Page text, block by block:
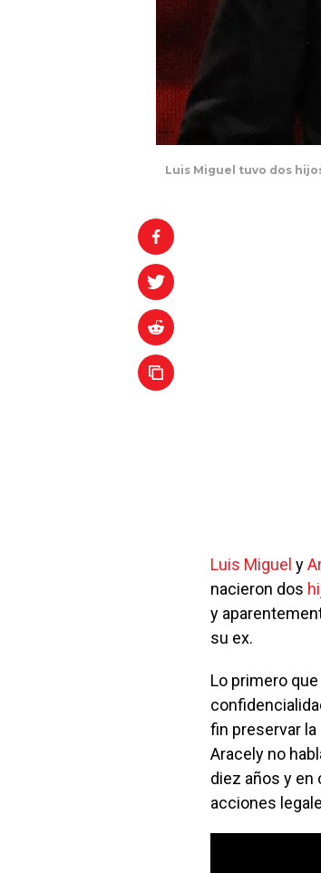
Luis Miguel tuvo dos
Luis Miguel y
nacieron dos
y
su ex.
Lo primero
fin preservar la
Aracely no
diez años y en
acciones